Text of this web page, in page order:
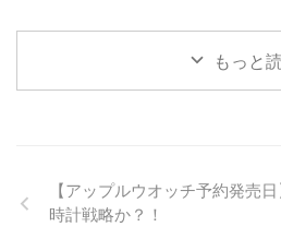
もっと
【アップルウオッチ予約発売
時計戦略か？！